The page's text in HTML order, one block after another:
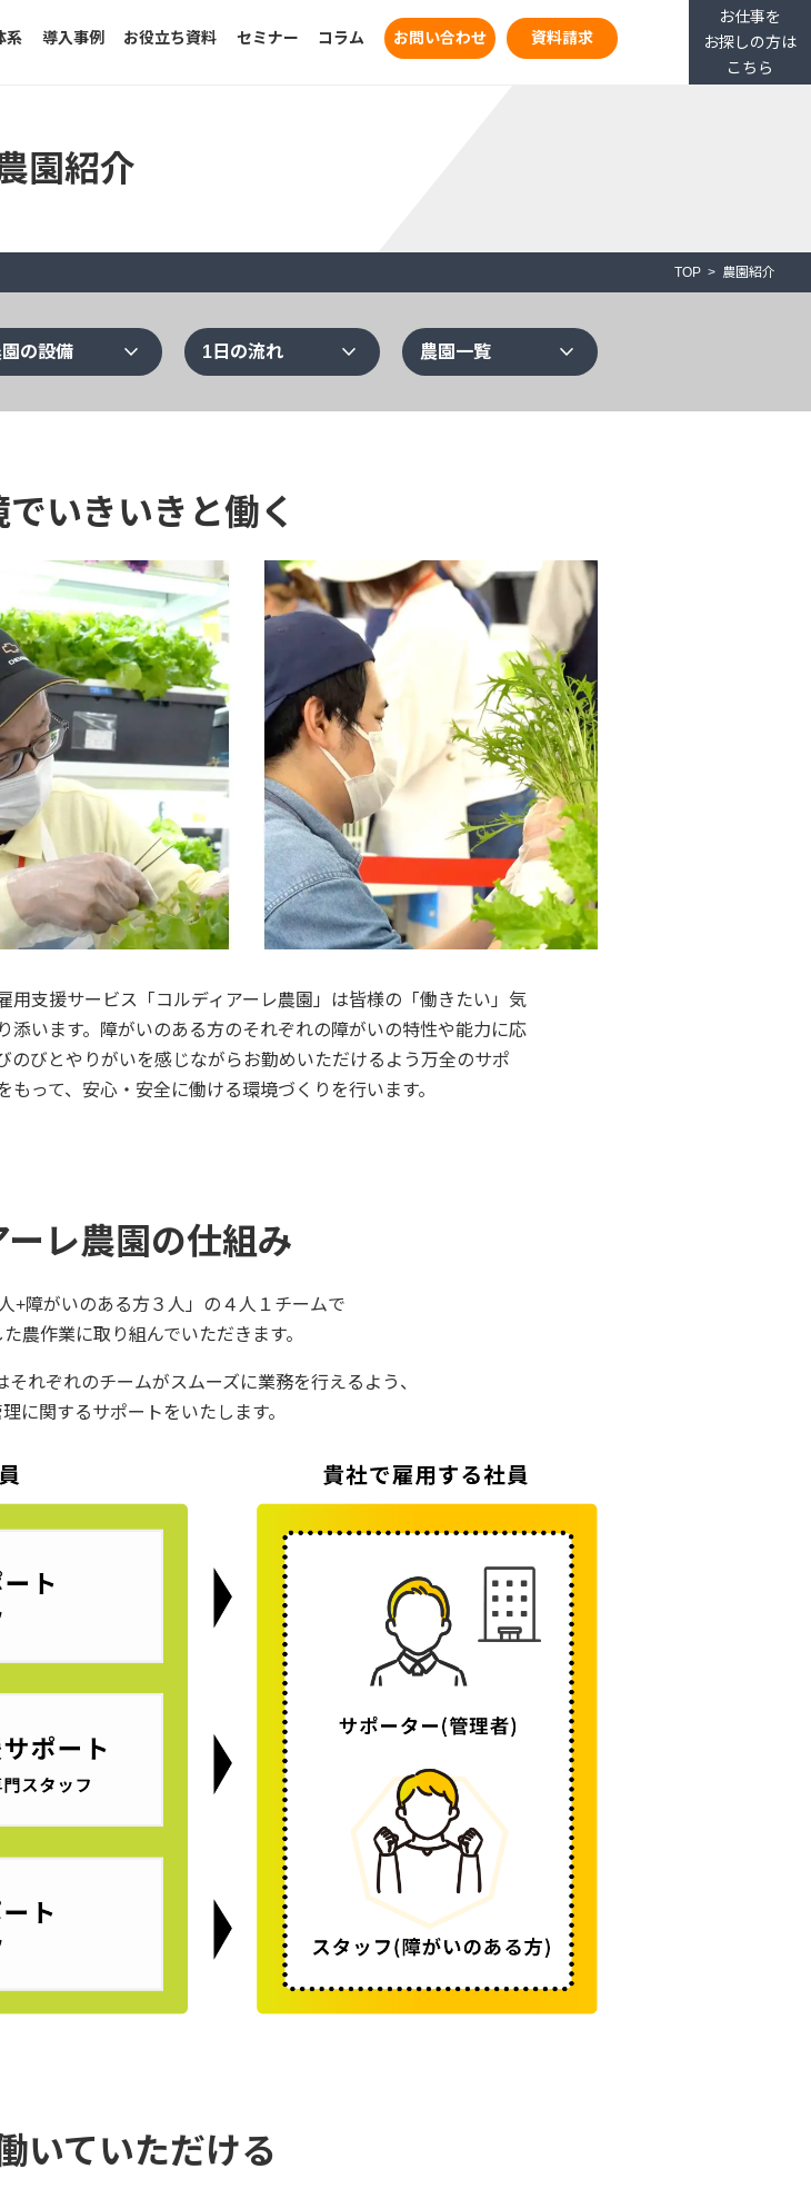
系 導入事例 お役立ち資料 セミナー コラム お問い合わせ 資料請求
お仕事を
お探しの方は
こちら
園紹介
TOP 農園紹介
園の設備 expand_more 1日の流れ expand_more 農園一覧 expand_more
いきいきと働く
⽤⽀援サービス「コルディアーレ農園」は皆様の「働きたい」気
添います。障がいのある方のそれぞれの障がいの特性や能力に応
のびとやりがいを感じながらお勤めいただけるよう万全のサポ
もって、安⼼・安全に働ける環境づくりを⾏います。
ーレ農園の仕組み
+障がいのある方３人」の４⼈１チームで
農作業に取り組んでいただきます。
れぞれのチームがスムーズに業務を⾏えるよう、
に関するサポートをいたします。
いていただける